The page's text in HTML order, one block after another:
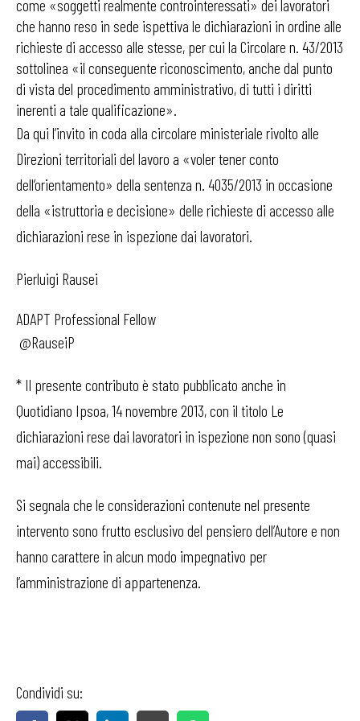
come «soggetti realmente controinteressati» dei lavoratori
che hanno reso in sede ispettiva le dichiarazioni in ordine alle
richieste di accesso alle stesse, per cui la Circolare n. 43/2013
sottolinea «il conseguente riconoscimento, anche dal punto
di vista del procedimento amministrativo, di tutti i diritti
inerenti a tale qualificazione».
Da qui l’invito in coda alla circolare ministeriale rivolto alle
Direzioni territoriali del lavoro a «voler tener conto
dell’orientamento» della sentenza n. 4035/2013 in occasione
della «istruttoria e decisione» delle richieste di accesso alle
dichiarazioni rese in ispezione dai lavoratori.
Pierluigi Rausei
ADAPT Professional Fellow
@RauseiP
* Il presente contributo è stato pubblicato anche in
Quotidiano Ipsoa, 14 novembre 2013, con il titolo Le
dichiarazioni rese dai lavoratori in ispezione non sono (quasi
mai) accessibili.
Si segnala che le considerazioni contenute nel presente
intervento sono frutto esclusivo del pensiero dell’Autore e non
hanno carattere in alcun modo impegnativo per
l’amministrazione di appartenenza.
Condividi su: